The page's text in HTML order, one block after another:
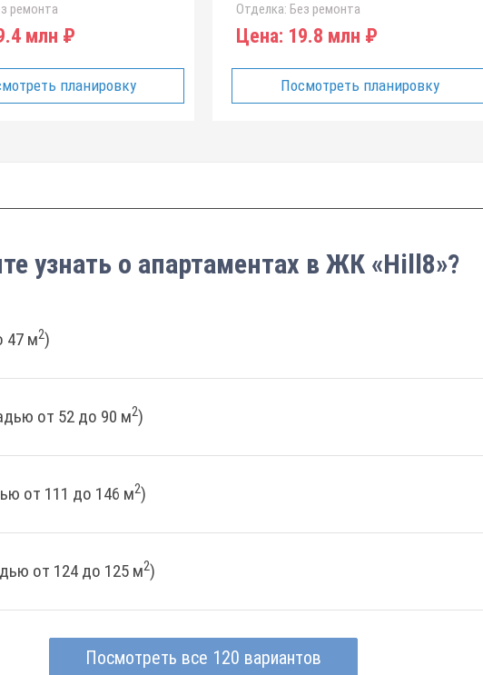
ремонта
млн ₽
планировку
Отделка: Без ремонта
Цена: 19.8 млн ₽
Посмотреть планировку
узнать о апартаментах в ЖК «Hill8»?
47 м2)
от 52 до 90 м2)
от 111 до 146 м2)
от 124 до 125 м2)
Посмотреть все 120 вариантов